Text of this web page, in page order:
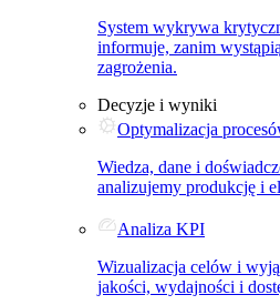
System wykrywa
informuje, zanim
zagrożenia.
Decyzje i wyniki
Optymalizacja
Wiedza, dane i
analizujemy produkcję i
Analiza KPI
Wizualizacja celów i
jakości, wydajności i